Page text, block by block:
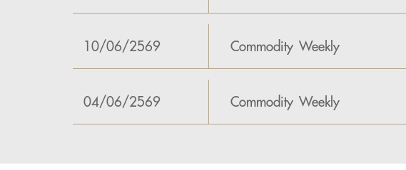
10/06/2569 Commodity Weekly
04/06/2569 Commodity Weekly